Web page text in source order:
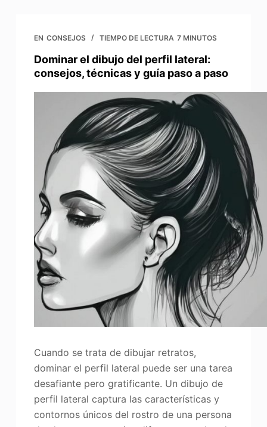
EN CONSEJOS TIEMPO DE LECTURA 7 MINUTOS
Dominar el dibujo del perfil lateral:
consejos, técnicas y guía paso a paso
Cuando se trata de dibujar retratos,
dominar el perfil lateral puede ser una tarea
desafiante pero gratificante. Un dibujo de
perfil lateral captura las características y
contornos únicos del rostro de una persona